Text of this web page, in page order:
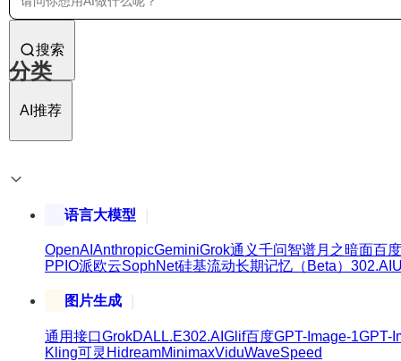
搜索
AI推荐
分类
语言大模型
OpenAI AnthropicGeminiGrok通义千问智谱月之暗面百度
PPIO派欧云SophNet硅基流动长期记忆（Beta） 302.AI
图片生成
通用接口GrokDALL.E302.AI Glif百度GPT-Image-1GPT-
Kling可灵 HidreamMinimaxViduWaveSpeed